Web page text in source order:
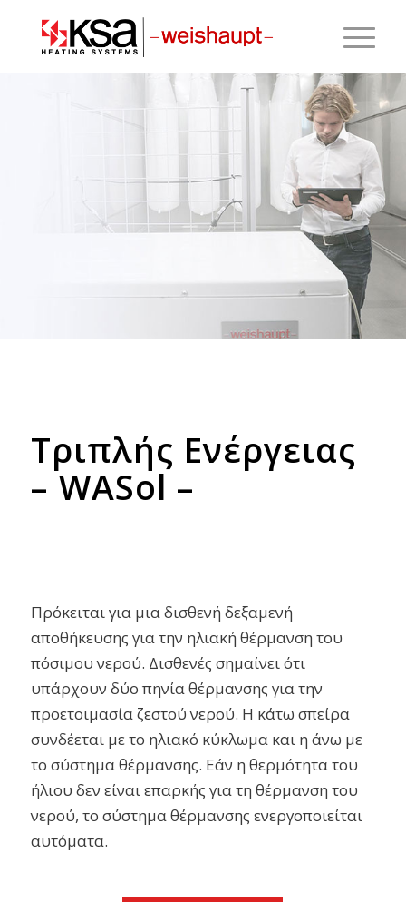
Τριπλής Ενέργειας
– WASol –
Πρόκειται για μια δισθενή δεξαμενή
αποθήκευσης για την ηλιακή θέρμανση του
πόσιμου νερού. Δισθενές σημαίνει ότι
υπάρχουν δύο πηνία θέρμανσης για την
προετοιμασία ζεστού νερού. Η κάτω σπείρα
συνδέεται με το ηλιακό κύκλωμα και η άνω με
το σύστημα θέρμανσης. Εάν η θερμότητα του
ήλιου δεν είναι επαρκής για τη θέρμανση του
νερού, το σύστημα θέρμανσης ενεργοποιείται
αυτόματα.